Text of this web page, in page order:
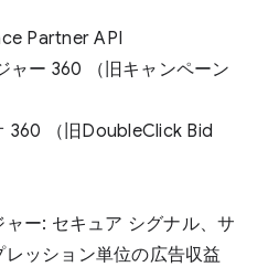
Partner API
ャー 360 （旧キャンペーン
360 （旧DoubleClick Bid
ー: セキュア シグナル、サ
ッション単位の広告収益